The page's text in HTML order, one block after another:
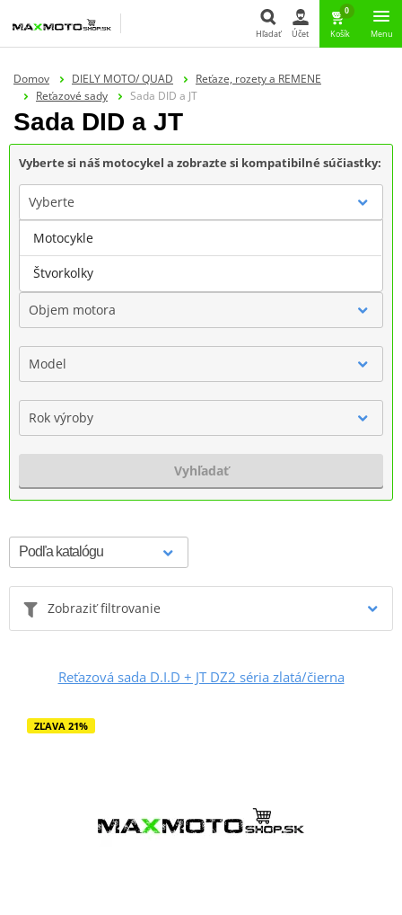
Hľadať Účet
0
Košík Menu
Domov DIELY MOTO/ QUAD
Reťaze, rozety a REMENE
Reťazové sady
Sada DID a JT
Sada DID a JT
Vyberte si náš motocykel a zobrazte si kompatibilné súčiastky:
Vyberte
Značka
Objem motora
Model
Rok výroby
Vyhľadať
Zobraziť filtrovanie
Reťazová sada D.I.D + JT DZ2 séria zlatá/čierna
ZĽAVA 21%
Motocykle
Štvorkolky